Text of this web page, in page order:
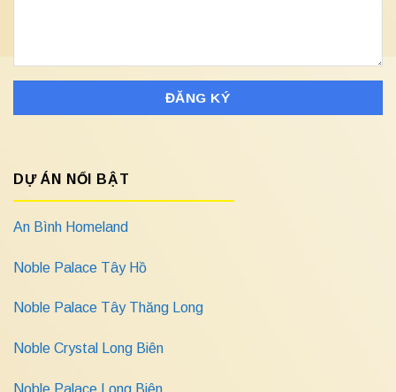
DỰ ÁN NỔI BẬT
An Bình Homeland
Noble Palace Tây Hồ
Noble Palace Tây Thăng Long
Noble Crystal Long Biên
Noble Palace Long Biên